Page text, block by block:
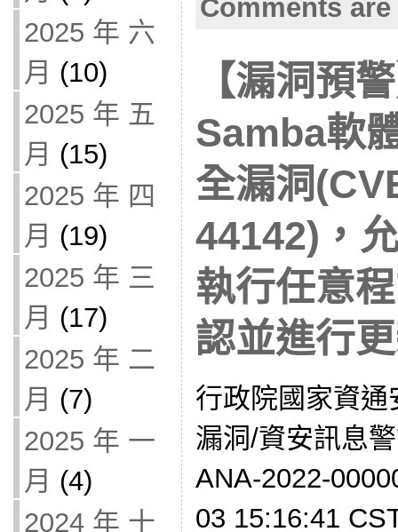
2025 年 六
月 (10)
2025 年 五
月 (15)
2025 年 四
月 (19)
2025 年 三
月 (17)
2025 年 二
月 (7)
2025 年 一
月 (4)
2024 年 十
Comments
【漏洞預
Samba軟
全漏洞
44142)，
執行任意
認並進行
行政院國家資
漏洞/資安訊息
ANA-2022-
03 15:16:41